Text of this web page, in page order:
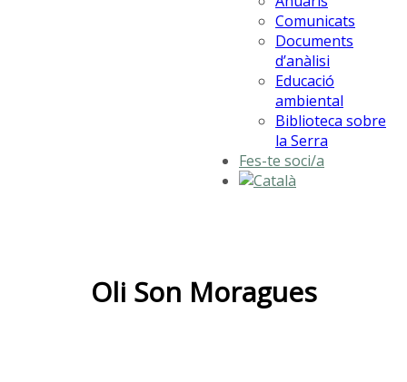
Comunicats
Documents
d’anàlisi
Educació
ambiental
Biblioteca sobre
la Serra
Fes-te soci/a
Oli Son Moragues